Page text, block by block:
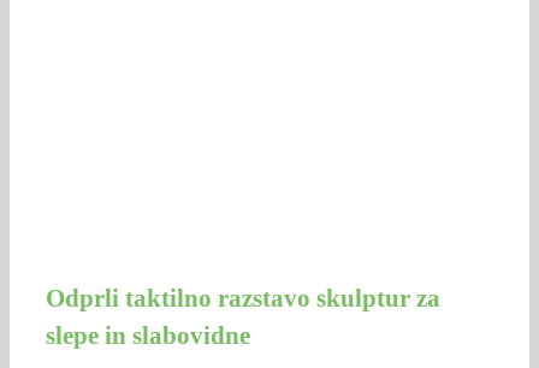
Odprli taktilno razstavo skulptur za
slepe in slabovidne